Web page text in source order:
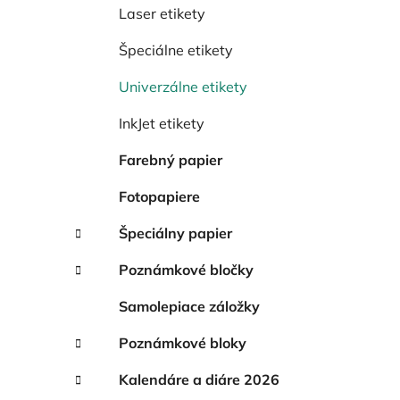
Laser etikety
Špeciálne etikety
Univerzálne etikety
InkJet etikety
Farebný papier
Fotopapiere
Špeciálny papier
Poznámkové bločky
Samolepiace záložky
Poznámkové bloky
Kalendáre a diáre 2026